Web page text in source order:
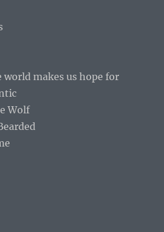
world makes us hope for
Wolf